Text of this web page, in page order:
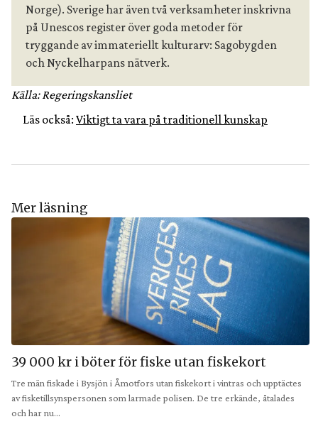
Norge). Sverige har även två verksamheter inskrivna
på Unescos register över goda metoder för
tryggande av immateriellt kulturarv: Sagobygden
och Nyckelharpans nätverk.
Källa: Regeringskansliet
Läs också: Viktigt ta vara på traditionell kunskap
Mer läsning
39 000 kr i böter för fiske utan fiskekort
Tre män fiskade i Bysjön i Åmotfors utan fiskekort i vintras och upptäctes
av fisketillsynspersonen som larmade polisen. De tre erkände, åtalades
och har nu…